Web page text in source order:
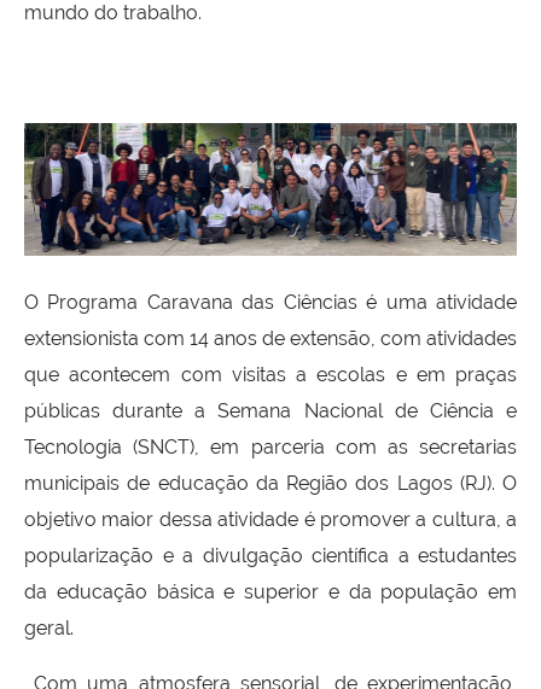
mundo do trabalho.
O Programa Caravana das Ciências é uma atividade
extensionista com 14 anos de extensão, com atividades
que acontecem com visitas a escolas e em praças
públicas durante a Semana Nacional de Ciência e
Tecnologia (SNCT), em parceria com as secretarias
municipais de educação da Região dos Lagos (RJ). O
objetivo maior dessa atividade é promover a cultura, a
popularização e a divulgação científica a estudantes
da educação básica e superior e da população em
geral.
Com uma atmosfera sensorial, de experimentação,